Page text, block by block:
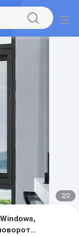
2/2